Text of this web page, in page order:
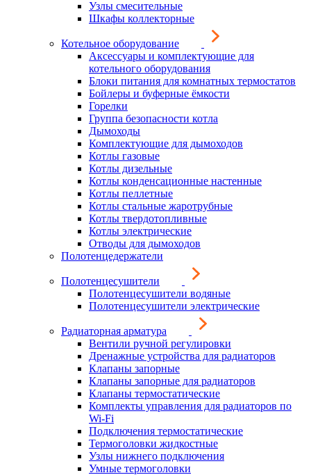
Узлы смесительные
Шкафы коллекторные
Котельное оборудование
Аксессуары и комплектующие для
котельного оборудования
Блоки питания для комнатных термостатов
Бойлеры и буферные ёмкости
Горелки
Группа безопасности котла
Дымоходы
Комплектующие для дымоходов
Котлы газовые
Котлы дизельные
Котлы конденсационные настенные
Котлы пеллетные
Котлы стальные жаротрубные
Котлы твердотопливные
Котлы электрические
Отводы для дымоходов
Полотенцедержатели
Полотенцесушители
Полотенцесушители водяные
Полотенцесушители электрические
Радиаторная арматура
Вентили ручной регулировки
Дренажные устройства для радиаторов
Клапаны запорные
Клапаны запорные для радиаторов
Клапаны термостатические
Комплекты управления для радиаторов по
Wi-Fi
Подключения термостатические
Термоголовки жидкостные
Узлы нижнего подключения
Умные термоголовки